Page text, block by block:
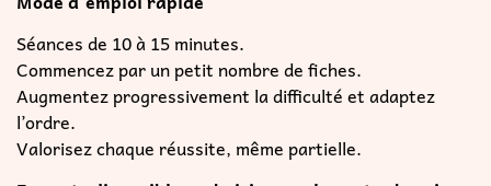
Séances de 10 à 15 minutes.
Commencez par un petit nombre de fiches.
Augmentez progressivement la difficulté et adaptez
l’ordre.
Valorisez chaque réussite, même partielle.